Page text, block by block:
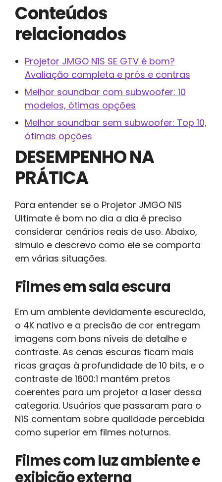
Conteúdos
relacionados
Projetor JMGO N1S SE GTV é bom?
Avaliação completa e prós e contras
Melhor soundbar com subwoofer: 10
modelos, ótimas opções
Melhor soundbar sem subwoofer: Top 10,
ótimas opções
DESEMPENHO NA
PRÁTICA
Para entender se o Projetor JMGO N1S
Ultimate é bom no dia a dia é preciso
considerar cenários reais de uso. Abaixo,
simulo e descrevo como ele se comporta
em várias situações.
Filmes em sala escura
Em um ambiente devidamente escurecido,
o 4K nativo e a precisão de cor entregam
imagens com bons níveis de detalhe e
contraste. As cenas escuras ficam mais
ricas graças à profundidade de 10 bits, e o
contraste de 1600:1 mantém pretos
coerentes para um projetor a laser dessa
categoria. Usuários que passaram para o
N1S comentam sobre qualidade percebida
como superior em filmes noturnos.
Filmes com luz ambiente e
exibição externa